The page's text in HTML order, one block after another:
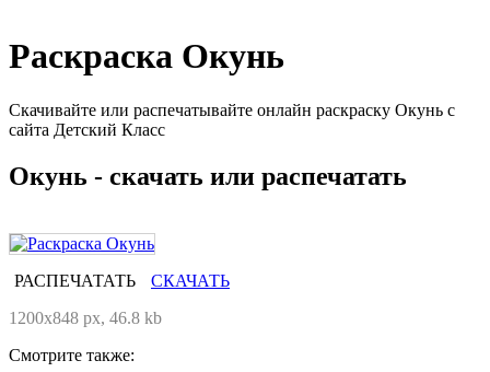
Раскраска Окунь
Скачивайте или распечатывайте онлайн раскраску Окунь с
сайта Детский Класс
Окунь - скачать или распечатать
РАСПЕЧАТАТЬ
СКАЧАТЬ
1200x848 px, 46.8 kb
Смотрите также: